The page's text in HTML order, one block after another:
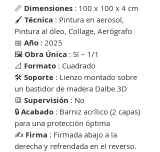
📏 Dimensiones : 100 x 100 x 4 cm
🖌 Técnica : Pintura en aerosol,
Pintura al óleo, Collage, Aerógrafo
📅 Año : 2025
🖼 Obra Única : Sí – 1/1
📐 Formato : Cuadrado
🛠 Soporte : Lienzo montado sobre
un bastidor de madera Dalbe 3D
🔳 Supervisión : No
🔒 Acabado : Barniz acrílico (2 capas)
para una protección óptima
✍️ Firma : Firmada abajo a la
derecha y refrendada en el reverso.